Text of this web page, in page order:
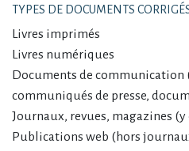
TYPES DE DOCUMENTS
Livres imprimés
Livres numériques
Documents de communication
communiqués de presse,
Journaux, revues, magazines
Publications web (hors